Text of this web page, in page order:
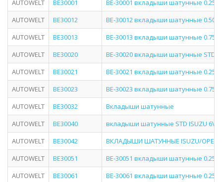
AUTOWELT
BE30001
BE-30001 вкладыши шатунные 0.25
AUTOWELT
BE30012
BE-30012 вкладыши шатунные 0.50
AUTOWELT
BE30013
BE-30013 вкладыши шатунные 0.75
AUTOWELT
BE30020
BE-30020 вкладыши шатунные STD
AUTOWELT
BE30021
BE-30021 вкладыши шатунные 0.25
AUTOWELT
BE30023
BE-30023 вкладыши шатунные 0.75
AUTOWELT
BE30032
Вкладыши шатунные
AUTOWELT
BE30040
вкладыши шатунные STD ISUZU
AUTOWELT
BE30042
ВКЛАДЫШИ ШАТУННЫЕ ISUZU/OPEL
AUTOWELT
BE30051
BE-30051 вкладыши шатунные 0.25
AUTOWELT
BE30061
BE-30061 вкладыши шатунные 0.25